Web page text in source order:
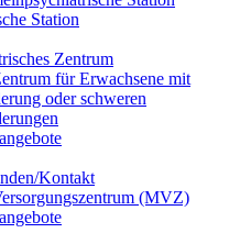
Station
Zentrum
für Erwachsene mit
oder schweren
Kontakt
(MVZ)